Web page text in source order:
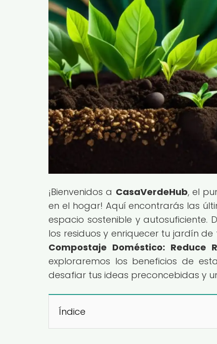
¡Bienvenidos a CasaVerdeHub, el
en el hogar! Aquí encontrarás las
espacio sostenible y
los residuos y enriquecer tu jardín
Compostaje Doméstico:
exploraremos los beneficios de
desafiar tus ideas preconcebidas y
Índice